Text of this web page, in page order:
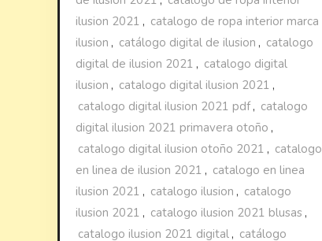
ilusion 2021 , catalogo de ropa interior marca
ilusion , catálogo digital de ilusion , catalogo
digital de ilusion 2021 , catalogo digital
ilusion , catalogo digital ilusion 2021 ,
catalogo digital ilusion 2021 pdf, catalogo
digital ilusion 2021 primavera otoño ,
catalogo digital ilusion otoño 2021 , catalogo
en linea de ilusion 2021 , catalogo en linea
ilusion 2021 , catalogo ilusion , catalogo
ilusion 2021 , catalogo ilusion 2021 blusas ,
catalogo ilusion 2021 digital , catálogo